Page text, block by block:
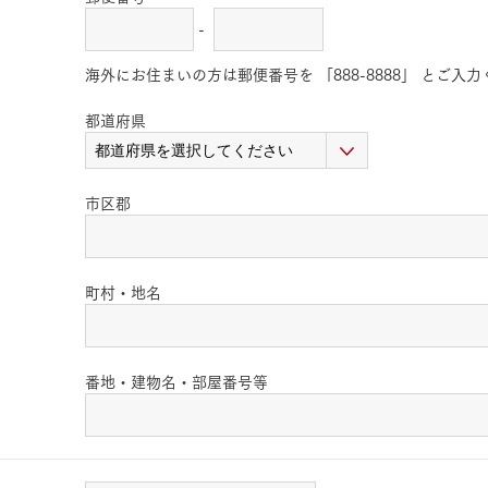
-
海外にお住まいの方は郵便番号を 「888-8888」 とご入力
都道府県
市区郡
町村・地名
番地・建物名・部屋番号等